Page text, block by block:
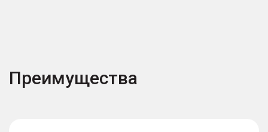
Преимущества